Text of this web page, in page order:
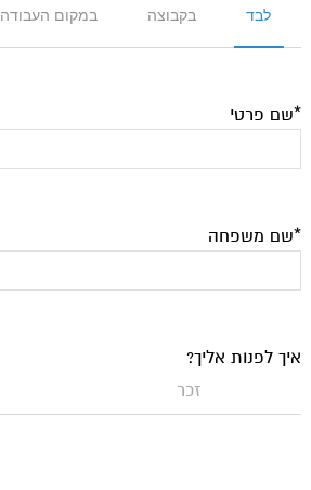
לבד בקבוצה במקום העבודה
*שם פרטי
*שם משפחה
איך לפנות אליך?
זכר